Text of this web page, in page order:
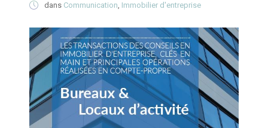
dans Communication, Immobilier d'entreprise